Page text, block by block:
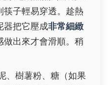
筷子輕易穿透。趁熱
器把它壓成非常細緻
做出來才會滑順。稍
、樹薯粉、糖（如果